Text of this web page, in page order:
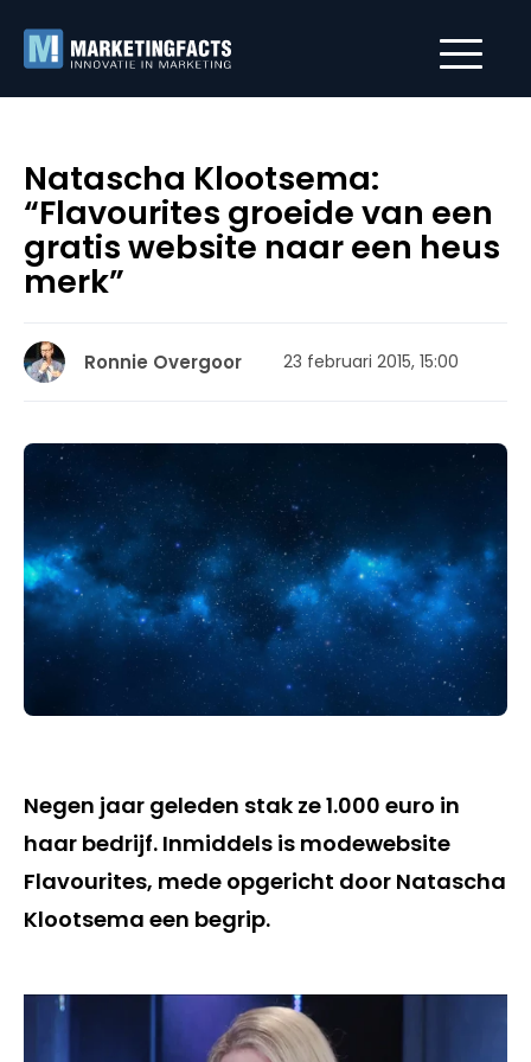
Natascha Klootsema:
“Flavourites groeide van een
gratis website naar een heus
merk”
Ronnie Overgoor 23 februari 2015, 15:00
Negen jaar geleden stak ze 1.000 euro in
haar bedrijf. Inmiddels is modewebsite
Flavourites, mede opgericht door Natascha
Klootsema een begrip.